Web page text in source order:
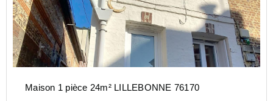
Maison 1 pièce 24m² LILLEBONNE 76170